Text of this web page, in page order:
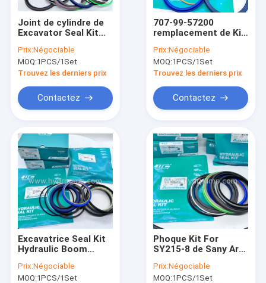
Joint de cylindre de
Excavator Seal Kit
320C 320D
Prix:Négociable
MOQ:1PCS/1Set
Trouvez les derniers prix
Contactez
707-99-57200
remplacement de Kit
Komatsu PC200-5 de
joint de cylindre de
bras
Prix:Négociable
MOQ:1PCS/1Set
Trouvez les derniers prix
Contactez
Excavatrice Seal Kit
Hydraulic Boom
Hitachi EX200-1
Prix:Négociable
MOQ:1PCS/1Set
Phoque Kit For
SY215-8 de Sany Arm
d'excavatrice
Prix:Négociable
MOQ:1PCS/1Set